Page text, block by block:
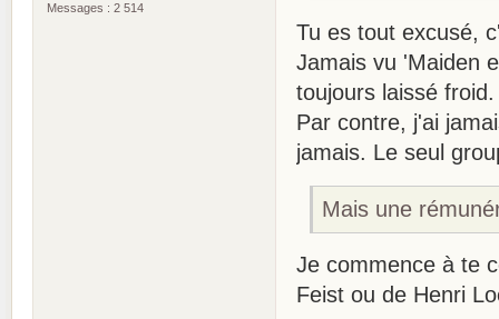
Messages : 2 514
Tu es tout excusé,
Jamais vu 'Maiden
toujours laissé froid.
Par contre, j'ai
jamais. Le seul
Mais une
Je commence à te
Feist ou de Henri